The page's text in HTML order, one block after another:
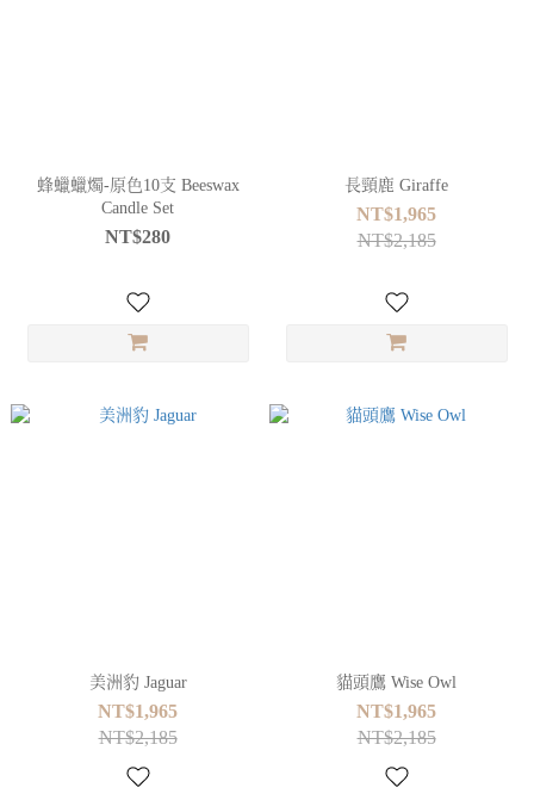
蜂蠟蠟燭-原色10支 Beeswax
Candle Set
NT$280
長頸鹿 Giraffe
NT$1,965
NT$2,185
美洲豹 Jaguar
NT$1,965
NT$2,185
貓頭鷹 Wise Owl
NT$1,965
NT$2,185